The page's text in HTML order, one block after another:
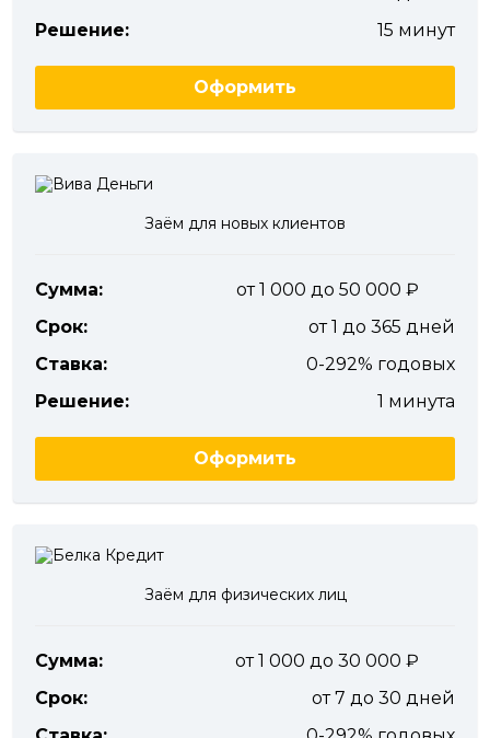
Решение:
15 минут
Оформить
Заём для новых клиентов
Сумма:
от 1 000 до 50 000
Срок:
от 1 до 365 дней
Ставка:
0-292% годовых
Решение:
1 минута
Оформить
Заём для физических лиц
Сумма:
от 1 000 до 30 000
Срок:
от 7 до 30 дней